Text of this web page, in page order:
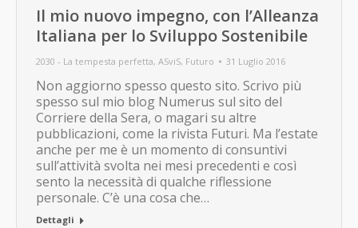
Il mio nuovo impegno, con l’Alleanza
Italiana per lo Sviluppo Sostenibile
2030 - La tempesta perfetta, ASviS, Futuro 31 Luglio 2016
Non aggiorno spesso questo sito. Scrivo più
spesso sul mio blog Numerus sul sito del
Corriere della Sera, o magari su altre
pubblicazioni, come la rivista Futuri. Ma l’estate
anche per me è un momento di consuntivi
sull’attività svolta nei mesi precedenti e così
sento la necessità di qualche riflessione
personale. C’è una cosa che…
Dettagli